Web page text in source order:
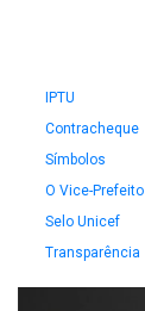
IPTU
Contracheque
Símbolos
O Vice-Prefeito
Selo Unicef
Transparência